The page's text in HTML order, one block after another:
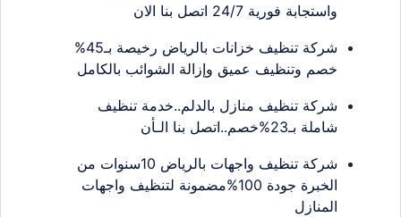
واستجابة فورية 24/7 اتصل بنا الان
شركة تنظيف خزانات بالرياض رخيصة بـ45%
خصم وتنظيف عميق وإزالة الشوائب بالكامل
شركة تنظيف منازل بالدلم..خدمة تنظيف
شاملة بـ23%خصم..اتصل بنا الـأن
شركة تنظيف واجهات بالرياض 10سنوات من
الخبرة جودة 100%مضمونة لتنظيف واجهات
المنازل